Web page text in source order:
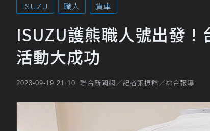
ISUZU 職人 貨車
ISUZU護熊職人號出發
活動大成功
2023-09-19 21:10 聯合新聞網／記者張振群／綜合報導